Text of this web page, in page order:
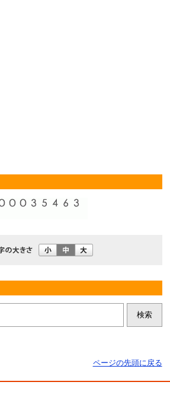
ページの先頭に戻る